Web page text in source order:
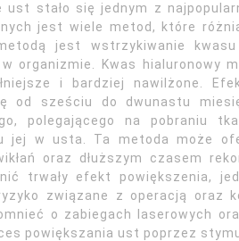
ust stało się jednym z
jest wiele metod, które
jest wstrzykiwanie
organizmie. Kwas hialuronowy
i bardziej nawilżone.
od sześciu do dwunastu
polegającego na pobraniu
jej w usta. Ta metoda może
oraz dłuższym czasem
trwały efekt powiększenia,
związane z operacją oraz
o zabiegach laserowych
powiększania ust poprzez